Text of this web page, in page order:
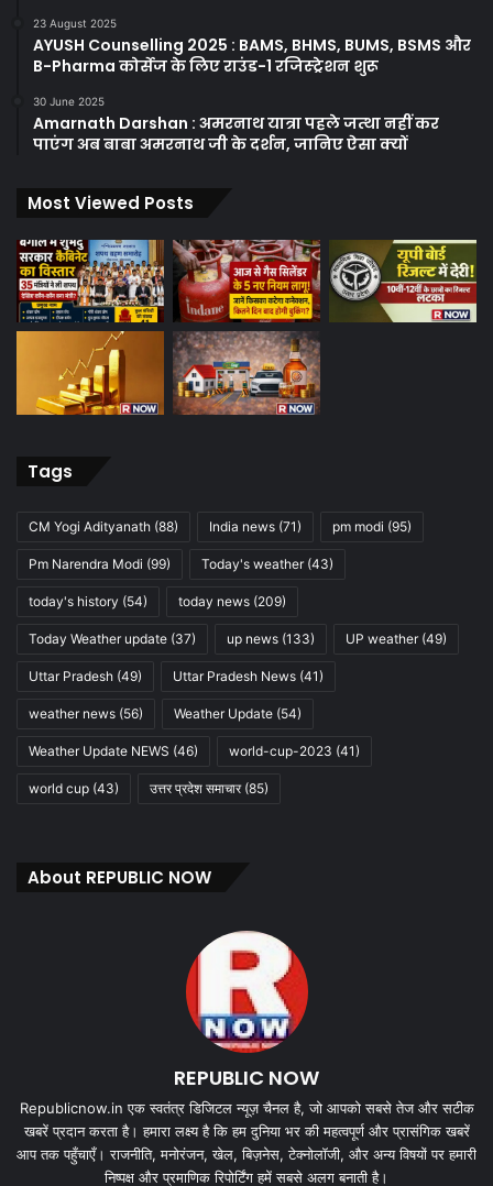
23 August 2025
AYUSH Counselling 2025 : BAMS, BHMS, BUMS, BSMS और
B-Pharma कोर्सेज के लिए राउंड-1 रजिस्ट्रेशन शुरू
30 June 2025
Amarnath Darshan : अमरनाथ यात्रा पहले जत्था नहीं कर
पाएंग अब बाबा अमरनाथ जी के दर्शन, जानिए ऐसा क्यों
Most Viewed Posts
Tags
CM Yogi Adityanath (88) India news (71) pm modi (95)
Pm Narendra Modi (99) Today's weather(43)
today's history (54) today news (209)
Today Weather update (37) up news (133) UP weather(49)
Uttar Pradesh (49) Uttar Pradesh News (41)
weather news (56) Weather Update (54)
Weather Update NEWS (46) world-cup-2023 (41)
world cup (43) उत्तर प्रदेश समाचार(85)
About REPUBLIC NOW
REPUBLIC NOW
Republicnow.in एक स्वतंत्र डिजिटल न्यूज़ चैनल है, जो आपको सबसे तेज और सटीक
खबरें प्रदान करता है। हमारा लक्ष्य है कि हम दुनिया भर की महत्वपूर्ण और प्रासंगिक खबरें
आप तक पहुँचाएँ। राजनीति, मनोरंजन, खेल, बिज़नेस, टेक्नोलॉजी, और अन्य विषयों पर हमारी
निष्पक्ष और प्रमाणिक रिपोर्टिंग हमें सबसे अलग बनाती है।